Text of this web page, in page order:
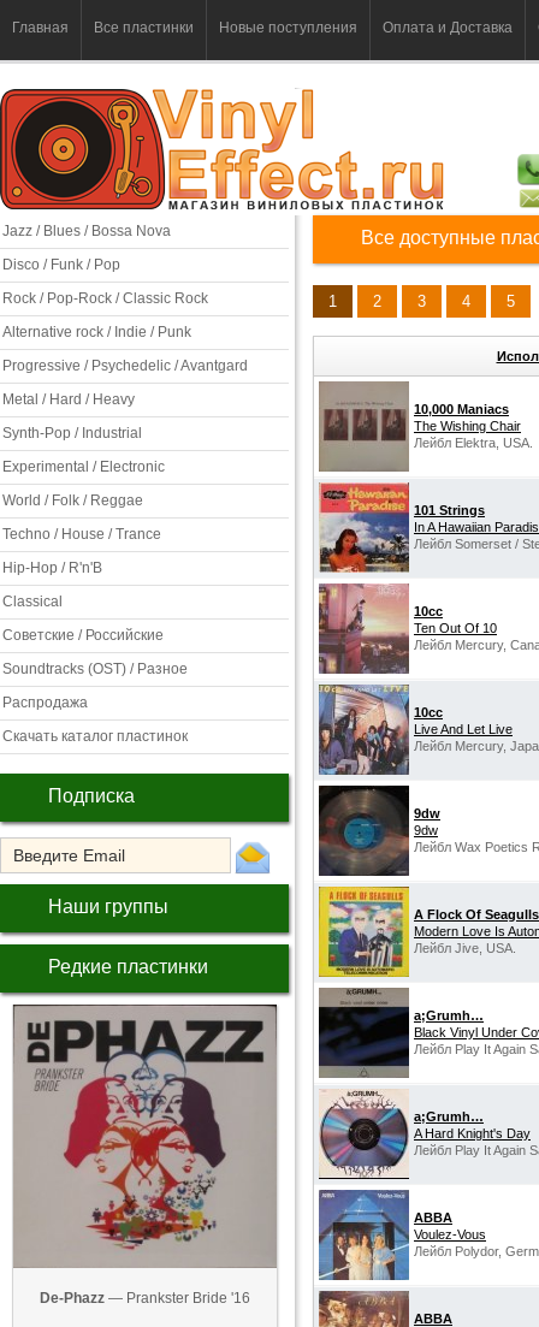
Главная Все пластинки Новые поступления Оплата и Доставка
Jazz / Blues / Bossa Nova
Disco / Funk / Pop
Rock / Pop-Rock / Classic Rock
Alternative rock / Indie / Punk
Progressive / Psychedelic / Avantgard
Metal / Hard / Heavy
Synth-Pop / Industrial
Experimental / Electronic
World / Folk / Reggae
Techno / House / Trance
Hip-Hop / R'n'B
Classical
Советские / Российские
Soundtracks (OST) / Разное
Распродажа
Скачать каталог пластинок
Подписка
Наши группы
Редкие пластинки
De-Phazz — Prankster Bride '16
Все доступные
1 2 3 4 5
10,000 Maniacs
The Wishing Chair
Лейбл Elektra, USA.
101 Strings
In A Hawaiian
Лейбл Somerset /
10cc
Ten Out Of 10
Лейбл Mercury,
10cc
Live And Let Live
Лейбл Mercury,
9dw
9dw
Лейбл Wax Poetics
A Flock Of Seagulls
Modern Love Is
Лейбл Jive, USA.
a;Grumh…
Black Vinyl Under
Лейбл Play It Again
a;Grumh…
A Hard Knight's Day
Лейбл Play It Again
ABBA
Voulez-Vous
Лейбл Polydor,
ABBA